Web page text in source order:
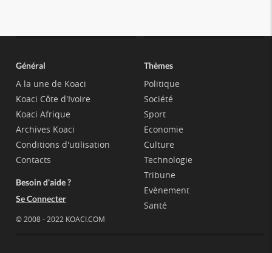
Général
A la une de Koaci
Koaci Côte d'Ivoire
Koaci Afrique
Archives Koaci
Conditions d'utilisation
Contacts
Besoin d'aide ?
Se Connecter
© 2008 - 2022 KOACI.COM
Thèmes
Politique
Société
Sport
Economie
Culture
Technologie
Tribune
Evènement
Santé